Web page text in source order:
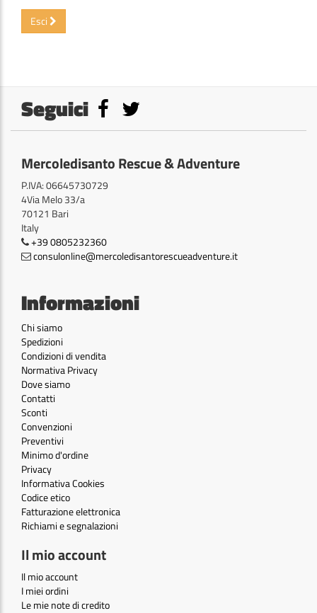
Esci
Seguici
Mercoledisanto Rescue & Adventure
P.IVA: 06645730729
4Via Melo 33/a
70121 Bari
Italy
+39 0805232360
consulonline@mercoledisantorescueadventure.it
Informazioni
Chi siamo
Spedizioni
Condizioni di vendita
Normativa Privacy
Dove siamo
Contatti
Sconti
Convenzioni
Preventivi
Minimo d'ordine
Privacy
Informativa Cookies
Codice etico
Fatturazione elettronica
Richiami e segnalazioni
Il mio account
Il mio account
I miei ordini
Le mie note di credito